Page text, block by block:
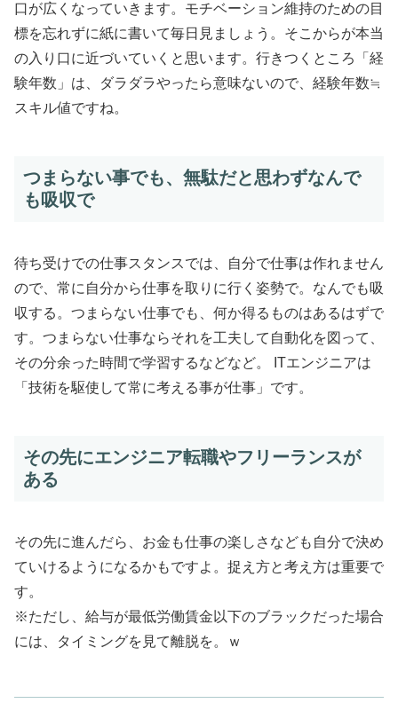
口が広くなっていきます。モチベーション維持のための目
標を忘れずに紙に書いて毎日見ましょう。そこからが本当
の入り口に近づいていくと思います。行きつくところ「経
験年数」は、ダラダラやったら意味ないので、経験年数≒
スキル値ですね。
つまらない事でも、無駄だと思わずなんで
も吸収で
待ち受けでの仕事スタンスでは、自分で仕事は作れません
ので、常に自分から仕事を取りに行く姿勢で。なんでも吸
収する。つまらない仕事でも、何か得るものはあるはずで
す。つまらない仕事ならそれを工夫して自動化を図って、
その分余った時間で学習するなどなど。 ITエンジニアは
「技術を駆使して常に考える事が仕事」です。
その先にエンジニア転職やフリーランスが
ある
その先に進んだら、お金も仕事の楽しさなども自分で決め
ていけるようになるかもですよ。捉え方と考え方は重要で
す。
※ただし、給与が最低労働賃金以下のブラックだった場合
には、タイミングを見て離脱を。ｗ